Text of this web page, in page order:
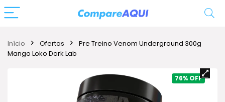
Início Ofertas
Pre Treino Venom Underground 300g
Mango Loko Dark Lab
76%